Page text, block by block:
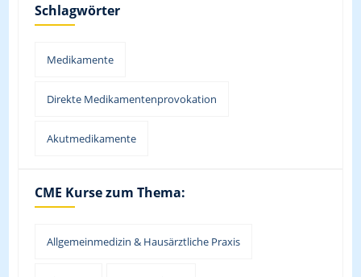
Schlagwörter
Medikamente
Direkte Medikamentenprovokation
Akutmedikamente
CME Kurse zum Thema:
Allgemeinmedizin & Hausärztliche Praxis